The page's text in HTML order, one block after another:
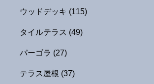
ウッドデッキ (115)
タイルテラス (49)
パーゴラ (27)
テラス屋根 (37)